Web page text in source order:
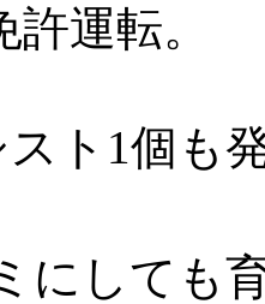
運転。
ト1個も
にしても